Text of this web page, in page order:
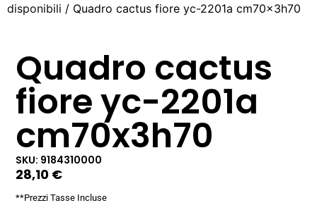
disponibili / Quadro cactus fiore yc-2201a cm70x3h70
Quadro cactus
fiore yc-2201a
cm70x3h70
SKU: 9184310000
28,10 €
**Prezzi Tasse Incluse